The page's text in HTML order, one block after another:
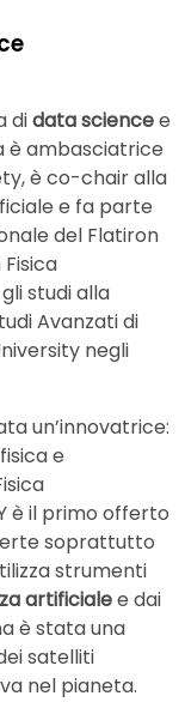
didata sciencee
è ambasciatrice
è co-chair alla
e fa parte
del Flatiron
studi alla
Avanzati di
negli
un’innovatrice:
e
è il primo offerto
soprattutto
strumenti
artificialee dai
è stata una
satelliti
nel pianeta.